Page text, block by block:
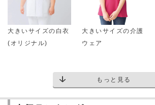
大きいサイズの白衣
(オリジナル)
大きいサイズの介護
ウェア
もっと見る